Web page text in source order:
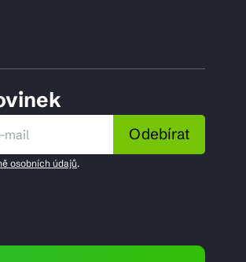
Odebírat
osobních údajů.